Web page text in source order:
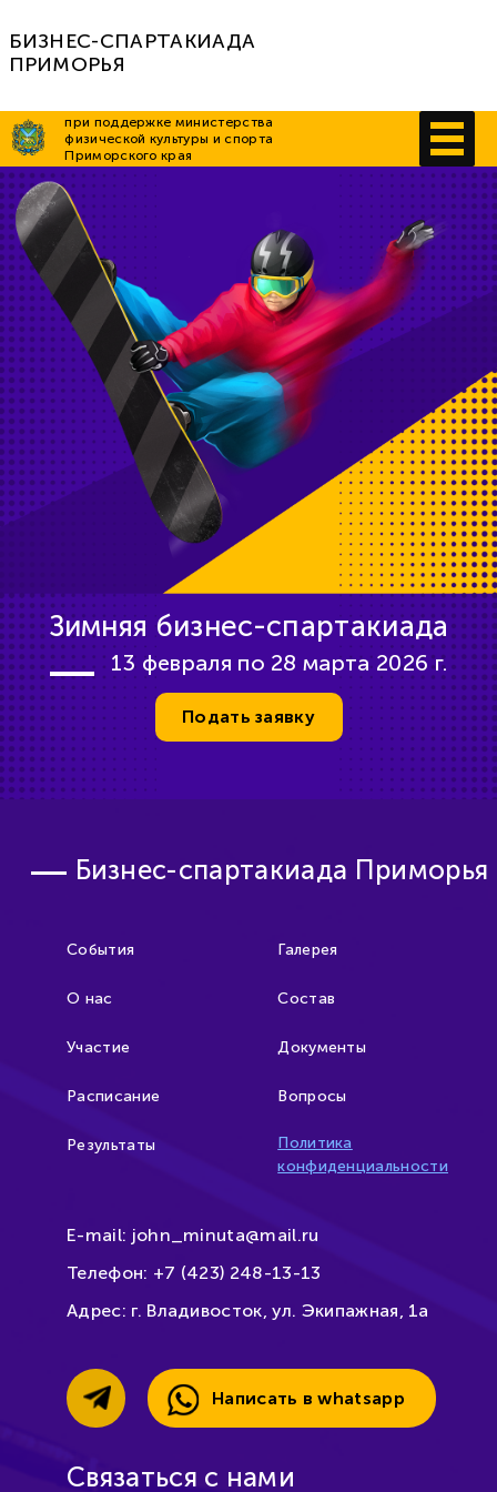
БИЗНЕС-СПАРТАКИАДА
ПРИМОРЬЯ
при поддержке министерства
физической культуры и спорта
Приморского края
Зимняя бизнес-спартакиада
13 февраля по 28 марта 2026 г.
Подать заявку
Бизнес-спартакиада Приморья
События
О нас
Участие
Расписание
Результаты
Галерея
Состав
Документы
Вопросы
Политика
конфиденциальности
E-mail: john_minuta@mail.ru
Телефон: +7 (423) 248-13-13
Адрес: г. Владивосток, ул. Экипажная, 1а
Написать в whatsapp
Связаться с нами